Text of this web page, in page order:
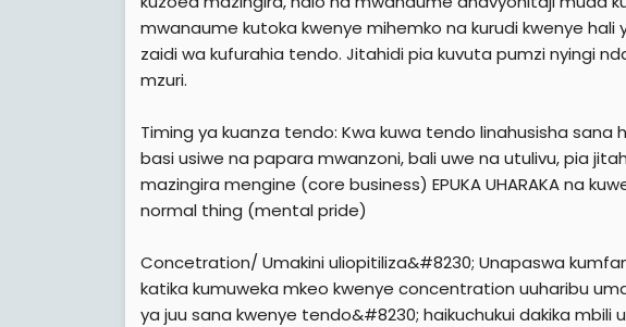
mwanaume kutoka kwenye mihemko na kurudi kwenye
zaidi wa kufurahia tendo. Jitahidi pia kuvuta pumzi nyingi
mzuri.
Timing ya kuanza tendo: Kwa kuwa tendo linahusisha
basi usiwe na papara mwanzoni, bali uwe na utulivu, pia
mazingira mengine (core business) EPUKA UHARAKA na
normal thing (mental pride)
Concetration/ Umakini uliopitiliza&#8230; Unapaswa
katika kumuweka mkeo kwenye concentration uuharibu
ya juu sana kwenye tendo&#8230; haikuchukui dakika